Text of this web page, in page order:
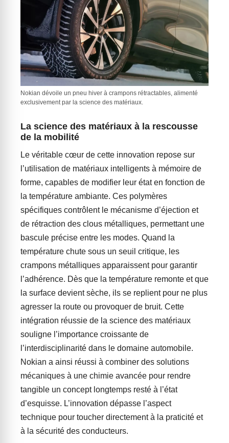
Nokian dévoile un pneu hiver à crampons rétractables, alimenté
exclusivement par la science des matériaux.
La science des matériaux à la rescousse
de la mobilité
Le véritable cœur de cette innovation repose sur
l’utilisation de matériaux intelligents à mémoire de
forme, capables de modifier leur état en fonction de
la température ambiante. Ces polymères
spécifiques contrôlent le mécanisme d’éjection et
de rétraction des clous métalliques, permettant une
bascule précise entre les modes. Quand la
température chute sous un seuil critique, les
crampons métalliques apparaissent pour garantir
l’adhérence. Dès que la température remonte et que
la surface devient sèche, ils se replient pour ne plus
agresser la route ou provoquer de bruit. Cette
intégration réussie de la science des matériaux
souligne l’importance croissante de
l’interdisciplinarité dans le domaine automobile.
Nokian a ainsi réussi à combiner des solutions
mécaniques à une chimie avancée pour rendre
tangible un concept longtemps resté à l’état
d’esquisse. L’innovation dépasse l’aspect
technique pour toucher directement à la praticité et
à la sécurité des conducteurs.